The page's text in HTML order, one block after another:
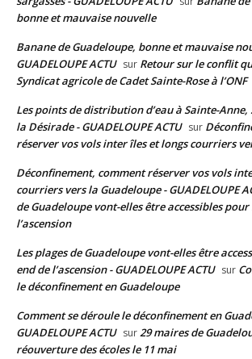
bonne et mauvaise nouvelle
Banane de Guadeloupe, bonne et mauvaise
GUADELOUPE ACTU sur Retour sur le conflit
Syndicat agricole de Cadet Sainte-Rose à l’ONF
Les points de distribution d’eau à Sainte-
la Désirade - GUADELOUPE ACTU sur
réserver vos vols inter îles et longs courriers
Déconfinement, comment réserver vos vols
courriers vers la Guadeloupe - GUADELOUPE
de Guadeloupe vont-elles être accessibles pour
l’ascension
Les plages de Guadeloupe vont-elles être
end de l’ascension - GUADELOUPE ACTU sur
le déconfinement en Guadeloupe
Comment se déroule le déconfinement en
GUADELOUPE ACTU sur 29 maires de
réouverture des écoles le 11 mai